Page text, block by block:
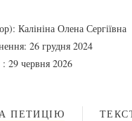
Калініна Олена Сергіївна
26 грудня 2024
: 29 червня 2026
ПЕТИЦІЮ